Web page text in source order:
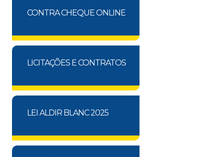
CONTRA CHEQUE ONLINE
LICITAÇÕES E CONTRATOS
LEI ALDIR BLANC 2025